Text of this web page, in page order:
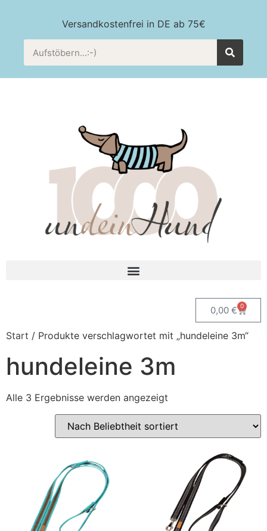
Versandkostenfrei in DE ab 75€
0,00 € 0
Start / Produkte verschlagwortet mit „hundeleine 3m“
hundeleine 3m
Alle 3 Ergebnisse werden angezeigt